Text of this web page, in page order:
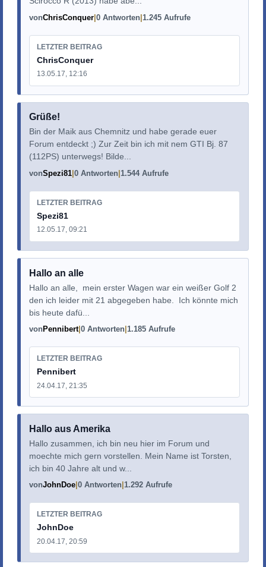
vonChrisConquer 0 Antworten 1.245 Aufrufe
LETZTER BEITRAG
ChrisConquer
13.05.17, 12:16
Grüße!
Bin der Maik aus Chemnitz und habe gerade euer
Forum entdeckt ;) Zur Zeit bin ich mit nem GTI Bj. 87
(112PS) unterwegs! Bilde...
vonSpezi81 0 Antworten 1.544 Aufrufe
LETZTER BEITRAG
Spezi81
12.05.17, 09:21
Hallo an alle
Hallo an alle, mein erster Wagen war ein weißer Golf 2
den ich leider mit 21 abgegeben habe. Ich könnte mich
bis heute dafü...
vonPennibert 0 Antworten 1.185 Aufrufe
LETZTER BEITRAG
Pennibert
24.04.17, 21:35
Hallo aus Amerika
Hallo zusammen, ich bin neu hier im Forum und
moechte mich gern vorstellen. Mein Name ist Torsten,
ich bin 40 Jahre alt und w...
vonJohnDoe 0 Antworten 1.292 Aufrufe
LETZTER BEITRAG
JohnDoe
20.04.17, 20:59